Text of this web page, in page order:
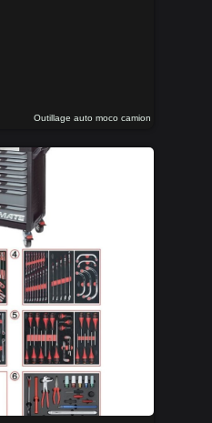
Outillage auto moco camion